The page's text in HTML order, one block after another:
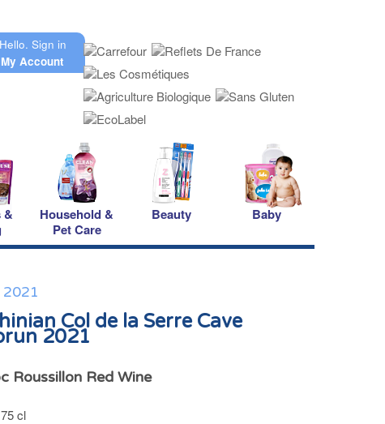
Hello. Sign in
My Account
&
Household &
Pet Care
Beauty Baby
2021
Col de la Serre Cave
2021
Roussillon Red Wine
cl